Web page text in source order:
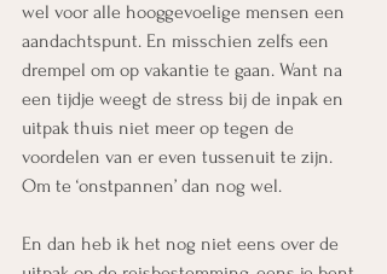
wel voor alle hooggevoelige mensen een
aandachtspunt. En misschien zelfs een
drempel om op vakantie te gaan. Want na
een tijdje weegt de stress bij de inpak en
uitpak thuis niet meer op tegen de
voordelen van er even tussenuit te zijn.
Om te ‘onstpannen’ dan nog wel.
En dan heb ik het nog niet eens over de